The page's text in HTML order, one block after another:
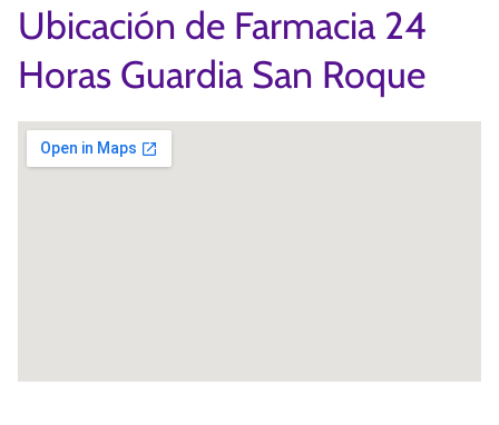
Ubicación de Farmacia 24
Horas Guardia San Roque